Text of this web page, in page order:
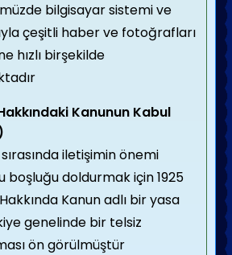
bilgisayar sistemi ve
çeşitli haber ve fotoğrafları
hızlı birşekilde
Kanunun Kabul
iletişimin önemi
boşluğu doldurmak için 1925
Kanun adlı bir yasa
genelinde bir telsiz
ön görülmüştür